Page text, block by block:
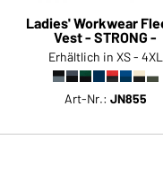
Ladies' Workwear
Vest - STRONG -
Erhältlich in XS - 4XL
Art-Nr.: JN855